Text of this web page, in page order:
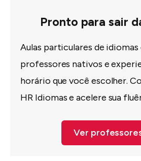
Pronto para sair
Aulas particulares de
professores nativos e
horário que você escolher.
HR Idiomas e acelere sua
Ver